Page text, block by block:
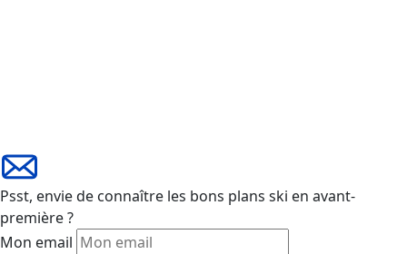
Psst, envie de connaître les bons plans ski en avant-
première ?
Mon email